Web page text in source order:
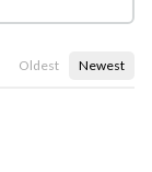
Oldest Newest